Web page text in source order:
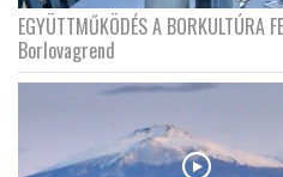
EGYÜTTMŰKÖDÉS A BORKULTÚRA
Borlovagrend